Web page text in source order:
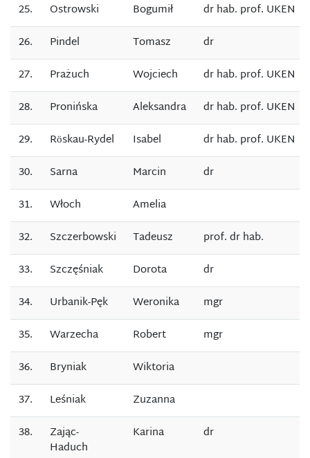
25.
Ostrowski Bogumił
dr hab. prof. UKEN
26.
Pindel Tomasz
dr
27.
Prażuch Wojciech
dr hab. prof. UKEN
28.
Pronińska Aleksandra
dr hab. prof. UKEN
29.
Rӧskau-Rydel Isabel
dr hab. prof. UKEN
30.
Sarna Marcin
dr
31.
Włoch
Amelia
32.
Szczerbowski Tadeusz
prof. dr hab.
33.
Szczęśniak Dorota
dr
34.
Urbanik-Pęk Weronika
mgr
35.
Warzecha Robert
mgr
36.
Bryniak
Wiktoria
37.
Leśniak
Zuzanna
38.
Zając-
Haduch
Karina dr